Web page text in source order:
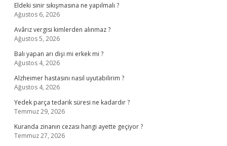
Eldeki sinir sıkışmasına ne yapılmalı ?
Ağustos 6, 2026
Avârız vergisi kimlerden alınmaz ?
Ağustos 5, 2026
Balı yapan arı dişi mi erkek mi ?
Ağustos 4, 2026
Alzheimer hastasını nasıl uyutabilirim ?
Ağustos 4, 2026
Yedek parça tedarik süresi ne kadardır ?
Temmuz 29, 2026
Kuranda zinanın cezası hangi ayette geçiyor ?
Temmuz 27, 2026